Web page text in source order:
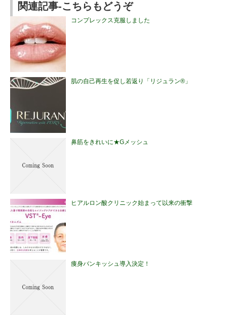
関連記事-こちらもどうぞ
コンプレックス克服しました
肌の自己再生を促し若返り「リジュラン®」
鼻筋をきれいに★Gメッシュ
ヒアルロン酸クリニック始まって以来の衝撃
痩身バンキッシュ導入決定！